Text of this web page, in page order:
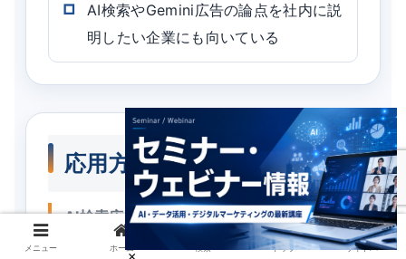
AI検索やGemini広告の論点を社内に説
明したい企業にも向いている
応用方法
AI検索広告の準備では、どの質問に対し
て、どの種類の記事を置くかを決めること
メニュー ホーム 検索 トップ サイドバー